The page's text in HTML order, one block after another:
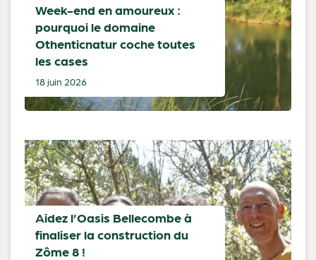
Week-end en amoureux :
pourquoi le domaine
Othenticnatur coche toutes
les cases
18 juin 2026
Aidez l’Oasis Bellecombe à
finaliser la construction du
Zôme 8 !